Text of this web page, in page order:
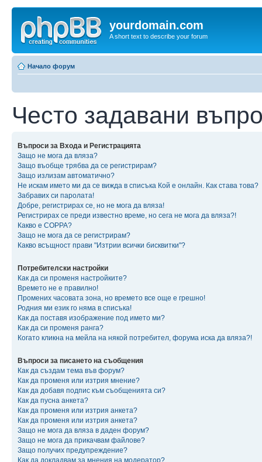
yourdomain.com
A short text to describe your forum
Начало форум
Често задавани
Въпроси за Входа и Регистрацията
Защо не мога да вляза?
Защо въобще трябва да се регистрирам?
Защо излизам автоматично?
Не искам името ми да се вижда в списъка Кой е онлайн. Как става това?
Забравих си паролата!
Добре, регистрирах се, но не мога да вляза!
Регистрирах се преди известно време, но сега не мога да вляза?!
Какво е COPPA?
Защо не мога да се регистрирам?
Какво всъщност прави "Изтрии всички бисквитки"?
Потребителски настройки
Как да си променя настройките?
Времето не е правилно!
Промених часовата зона, но времето все още е грешно!
Родния ми език го няма в списъка!
Как да поставя изображение под името ми?
Как да си променя ранга?
Когато кликна на мейла на някой потребител, форума иска да вляза?!
Въпроси за писането на съобщения
Как да създам тема във форум?
Как да променя или изтрия мнение?
Как да добавя подпис към съобщенията си?
Как да пусна анкета?
Как да променя или изтрия анкета?
Как да променя или изтрия анкета?
Защо не мога да вляза в даден форум?
Защо не мога да прикачвам файлове?
Защо получих предупреждение?
Как да докладвам за мнения на модератор?